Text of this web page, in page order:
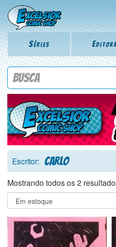
Séries
Procure por título da revista,
Escritor: Carlo
Mostrando todos os 2